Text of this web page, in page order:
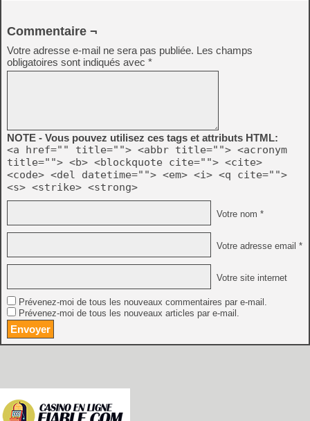
Commentaire ¬
Votre adresse e-mail ne sera pas publiée. Les champs
obligatoires sont indiqués avec *
NOTE - Vous pouvez utilisez ces tags et attributs HTML:
<a href="" title=""> <abbr title=""> <acronym
title=""> <b> <blockquote cite=""> <cite>
<code> <del datetime=""> <em> <i> <q cite="">
<s> <strike> <strong>
Votre nom *
Votre adresse email *
Votre site internet
Prévenez-moi de tous les nouveaux commentaires par e-mail.
Prévenez-moi de tous les nouveaux articles par e-mail.